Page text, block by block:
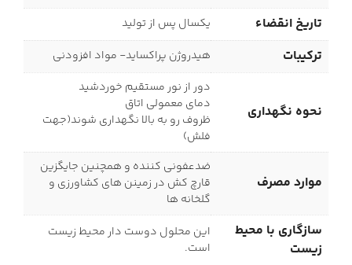
تاریخ انقضاء یکسال پس از تولید
ترکیبات هیدروژن پراکساید- مواد افزودنی
نحوه نگهداری
دور از نور مستقیم خوردشید
دمای معمولی اتاق
ظروف رو به بالا نگهداری شوند(جهت
فلش)
موارد مصرف
ضدعفونی کننده و همچنین جایگزین
قارچ کش در زمینن های کشاورزی و
گلخانه ها
سازگاری با محیط
زیست
این محلول دوست دار محیط زیست
است.